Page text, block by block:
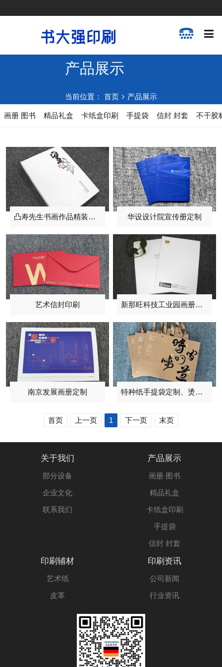
产品展示
当前位置： 首页 产品展示
画册 图书 精品礼盒 卡纸盒印刷 手提袋 信封 封套 不干胶
凸寿先生书画作品精装画册2024 华设设计院宣传册定制
艺术信封印刷 新那旺科技工业园画册印刷
南京发展画册定制 特种纸手提袋定制、烫黑金
首页 上一页 1 下一页 末页
关于我们
部分设备
企业文化
联系我们
产品展示
画册 图书
精品礼盒
卡纸盒印刷
手提袋
信封 封套
印刷辅材
艺术纸
皮革
印刷资讯
公司新闻
行业资讯